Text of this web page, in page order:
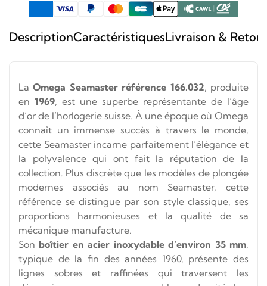
DescriptionCaractéristiquesLivraison &
LaOmega Seamaster référence 166.032, produite
en 1969, est une superbe représentante de l’âge
d’or de l’horlogerie suisse. À une époque où Omega
connaît un immense succès à travers le monde,
cette Seamaster incarne parfaitement l’élégance et
la polyvalence qui ont fait la réputation de la
collection. Plus discrète que les modèles de plongée
modernes associés au nom Seamaster, cette
référence se distingue par son style classique, ses
proportions harmonieuses et la qualité de sa
mécanique manufacture.
Son boîtier en acier inoxydable d’environ 35 mm,
typique de la fin des années 1960, présente des
lignes sobres et raffinées qui traversent les